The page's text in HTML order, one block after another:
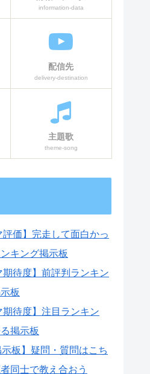
とめ：神と人間、そ
の戦いが加速！
information-data
配信先
delivery-destination
主題歌
theme-song
評価】完走して面白かっ
キング掲示板
期待度】前評判ランキン
板
期待度】注目ランキン
掲示板
示板】疑問・質問はこち
同士で教え合おう